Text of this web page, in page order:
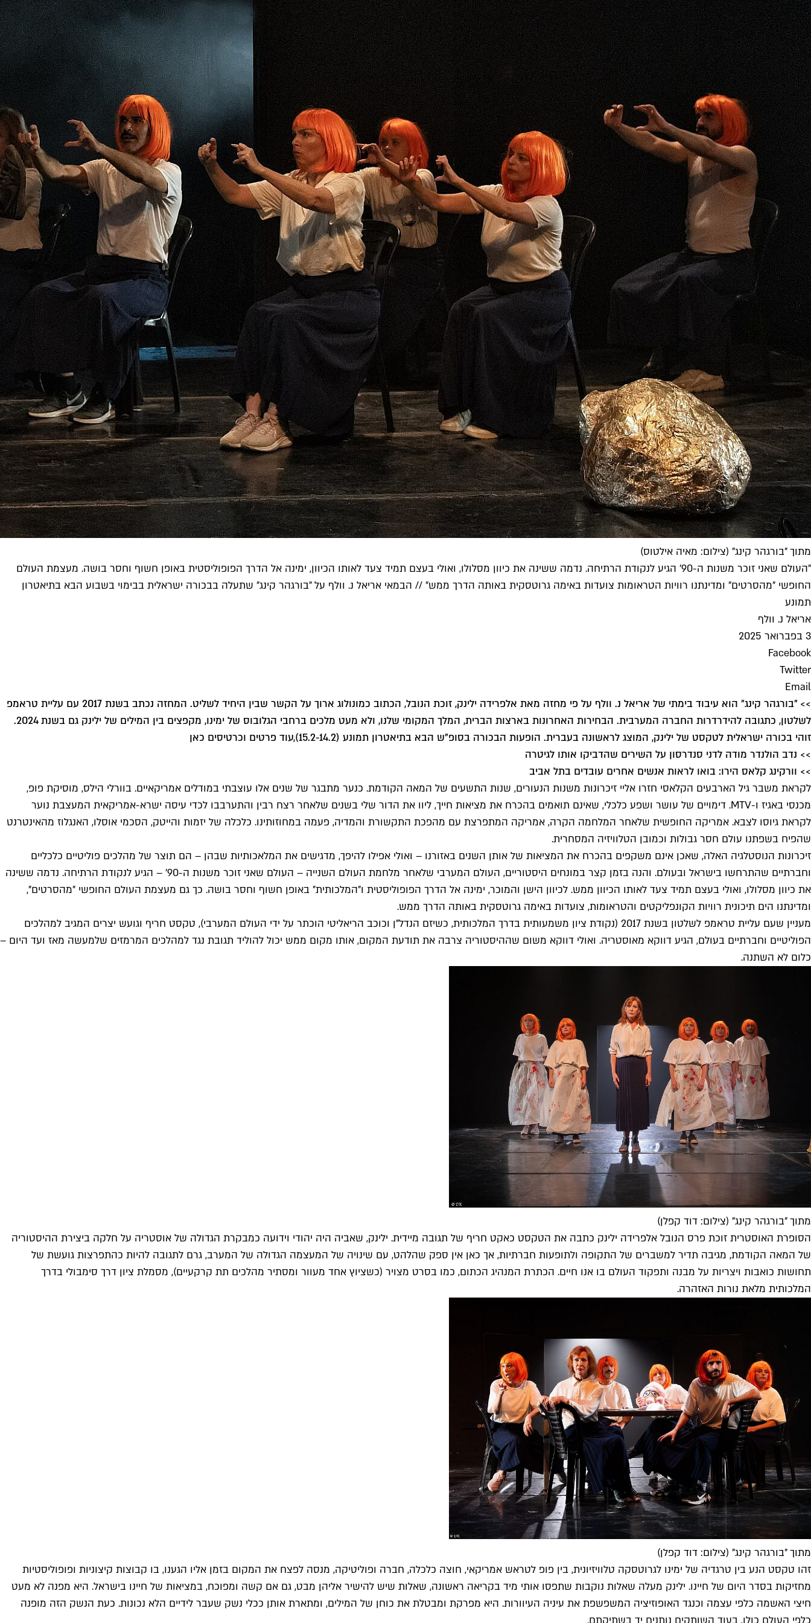
מתוך "בורגהר קינג" (צילום: מאיה אילטוס)
"העולם שאני זוכר משנות ה-90' הגיע לנקודת הרתיחה. נדמה ששינה את כיוון מסלולו, ואולי בעצם תמיד צעד לאותו הכיוון, ימינה אל הדרך הפופוליסטית באופן חשוף וחסר בושה. מעצמת העולם
החופשי "מהסרטים" ומדינתנו רוויות הטראומות צועדות באימה גרוטסקית באותה הדרך ממש" // הבמאי אריאל נ. וולף על "בורגהר קינג" שתעלה בבכורה ישראלית בבימוי בשבוע הבא בתיאטרון
תמונע
אריאל נ. וולף
3 בפברואר 2025
Facebook
Twitter
Email
>> "בורגהר קינג" הוא עיבוד בימתי של אריאל נ. וולף על פי מחזה מאת אלפרידה ילינק, זוכת הנובל, הכתוב כמונולוג ארוך על הקשר שבין היחיד לשליט. המחזה נכתב בשנת 2017 עם עליית טראמפ
לשלטון, כתגובה להידרדרות החברה המערבית. הבחירות האחרונות בארצות הברית, המלך המקומי שלנו, ולא מעט מלכים ברחבי הגלובוס של ימינו, מקפצים בין המילים של ילינק גם בשנת 2024.
זוהי בכורה ישראלית לטקסט של ילינק, המוצג לראשונה בעברית. הופעות הבכורה בסופ"ש הבא בתיאטרון תמונע (15.2-14.2),
עוד פרטים וכרטיסים כאן
>> נדב הולנדר מודה לדני סנדרסון על השירים שהדביקו אותו לגיטרה
>> וורקינג קלאס הירו: בואו לראות אנשים אחרים עובדים בתל אביב
לקראת משבר גיל הארבעים הקלאסי חזרו אליי זיכרונות משנות הנעורים, שנות התשעים של המאה הקודמת. כנער מתבגר של שנים אלו עוצבתי במודלים אמריקאיים. בוורלי הילס, מוסיקת פופ,
מכנסי באגיז ו-MTV. דימויים של עושר ושפע כלכלי, שאינם תואמים בהכרח את מציאות חייך, ליוו את הדור שלי בשנים שלאחר רצח רבין והתערבבו לכדי עיסה ישרא-אמריקאית המעצבת נוער
לקראת גיוסו לצבא. אמריקה החופשית שלאחר המלחמה הקרה, אמריקה המתפרצת עם מהפכת התקשורת והמדיה, פעמה במחוזותינו. כלכלה של יזמות והייטק, הסכמי אוסלו, האנגלוז מהאינטרנט
שהפיח בשפתנו עולם חסר גבולות וכמובן הטלוויזיה המסחרית.
זיכרונות הנוסטלגיה האלה, שאכן אינם משקפים בהכרח את המציאות של אותן השנים באזורנו – ואולי אפילו להיפך, מדגישים את המלאכותיות שבהן – הם תוצר של מהלכים פוליטיים כלכליים
וחברתיים שהתרחשו בישראל ובעולם. והנה בזמן קצר במונחים היסטוריים, העולם המערבי שלאחר מלחמת העולם השנייה – העולם שאני זוכר משנות ה-90' – הגיע לנקודת הרתיחה. נדמה ששינה
את כיוון מסלולו, ואולי בעצם תמיד צעד לאותו הכיוון ממש. לכיוון הישן והמוכר, ימינה אל הדרך הפופוליסטית ו"המלכותית" באופן חשוף וחסר בושה. כך גם מעצמת העולם החופשי "מהסרטים",
ומדינתנו הים תיכונית רוויות הקונפליקטים והטראומות, צועדות באימה גרוטסקית באותה הדרך ממש.
מעניין שעם עליית טראמפ לשלטון בשנת 2017 (נקודת ציון משמעותית בדרך המלכותית, כשיזם הנדל"ן וכוכב הריאליטי הוכתר על ידי העולם המערבי), טקסט חריף וגועש יצרים המגיב למהלכים
הפוליטיים וחברתיים בעולם, הגיע דווקא מאוסטריה. ואולי דווקא משום שההיסטוריה צרבה את תודעת המקום, אותו מקום ממש יכול להוליד תגובת נגד למהלכים המרמזים שלמעשה מאז ועד היום –
כלום לא השתנה.
מתוך "בורגהר קינג" (צילום: דוד קפלן)
הסופרת האוסטרית זוכת פרס הנובל אלפרידה ילינק כתבה את הטקסט כאקט חריף של תגובה מיידית. ילינק, שאביה היה יהודי וידועה כמבקרת הגדולה של אוסטריה על חלקה ביצירת ההיסטוריה
של המאה הקודמת, מגיבה תדיר למשברים של התקופה ולתופעות חברתיות, אך כאן אין ספק שהלהט, עם שינויה של המעצמה הגדולה של המערב, גרם לתגובה להיות כהתפרצות גועשת של
תחושות כואבות ויצריות על מבנה ותפקוד העולם בו אנו חיים. הכתרת המנהיג הכתום, כמו בסרט מצויר (כשציוץ אחד מעוור ומסתיר מהלכים תת קרקעיים), מסמלת ציון דרך סימבולי בדרך
המלכותית מלאת נורות האזהרה.
מתוך "בורגהר קינג" (צילום: דוד קפלן)
זהו טקסט הנע בין טרגדיה של ימינו לגרוטסקה טלוויזיונית, בין פופ לטראש אמריקאי, חוצה כלכלה, חברה ופוליטיקה, מנסה לפצח את המקום בזמן אליו הגענו, בו קבוצות קיצוניות ופופוליסטיות
מחזיקות בסדר היום של חיינו. ילינק מעלה שאלות נוקבות שתפסו אותי מיד בקריאה ראשונה, שאלות שיש להישיר אליהן מבט, גם אם קשה ומפוכח, במציאות של חיינו בישראל. היא מפנה לא מעט
חיצי האשמה כלפי עצמה וכנגד האופוזיציה המשפשפת את עיניה העיוורות. היא מפרקת ומבטלת את כוחן של המילים, ומתארת אותן ככלי נשק שעבר לידיים הלא נכונות. כעת הנשק הזה מופנה